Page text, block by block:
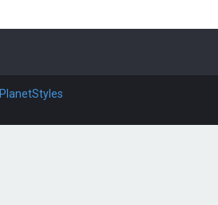
PlanetStyles